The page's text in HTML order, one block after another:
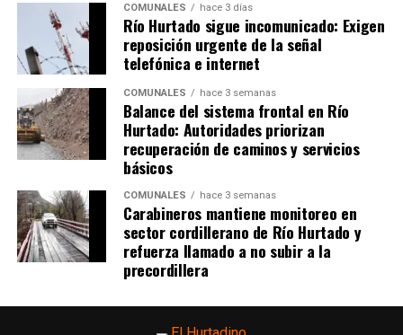
COMUNALES hace 3 días
Río Hurtado sigue incomunicado: Exigen
reposición urgente de la señal
telefónica e internet
COMUNALES hace 3 semanas
Balance del sistema frontal en Río
Hurtado: Autoridades priorizan
recuperación de caminos y servicios
básicos
COMUNALES hace 3 semanas
Carabineros mantiene monitoreo en
sector cordillerano de Río Hurtado y
refuerza llamado a no subir a la
precordillera